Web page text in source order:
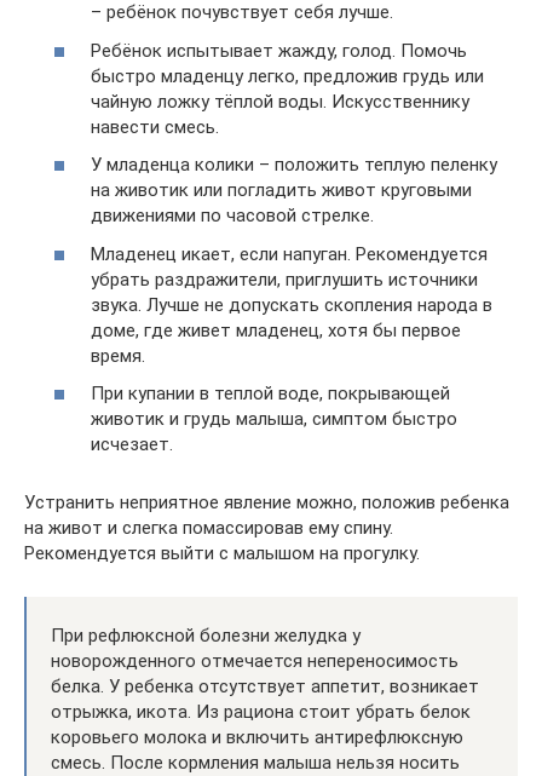
– ребёнок почувствует себя лучше.
Ребёнок испытывает жажду, голод. Помочь
быстро младенцу легко, предложив грудь или
чайную ложку тёплой воды. Искусственнику
навести смесь.
У младенца колики – положить теплую пеленку
на животик или погладить живот круговыми
движениями по часовой стрелке.
Младенец икает, если напуган. Рекомендуется
убрать раздражители, приглушить источники
звука. Лучше не допускать скопления народа в
доме, где живет младенец, хотя бы первое
время.
При купании в теплой воде, покрывающей
животик и грудь малыша, симптом быстро
исчезает.
Устранить неприятное явление можно, положив ребенка
на живот и слегка помассировав ему спину.
Рекомендуется выйти с малышом на прогулку.
При рефлюксной болезни желудка у
новорожденного отмечается непереносимость
белка. У ребенка отсутствует аппетит, возникает
отрыжка, икота. Из рациона стоит убрать белок
коровьего молока и включить антирефлюксную
смесь. После кормления малыша нельзя носить